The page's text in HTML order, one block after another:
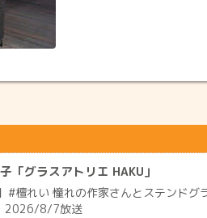
「グラスアトリエ HAKU」
#檀れい 憧れの作家さんとステンドグ
2026/8/7放送